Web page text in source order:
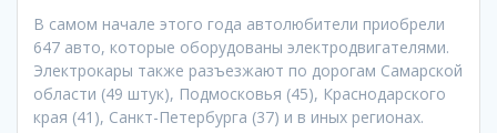
В самом начале этого года автолюбители приобрели
647 авто, которые оборудованы электродвигателями.
Электрокары также разъезжают по дорогам Самарской
области (49 штук), Подмосковья (45), Краснодарского
края (41), Санкт-Петербурга (37) и в иных регионах.